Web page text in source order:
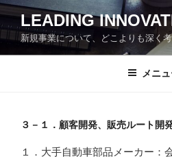
コ
ン
テ
ン
LEADING
新規事業について、どこよりも深く
メニ
３－１．顧客開発、販売ルート開
１．大手自動車部品メーカー：